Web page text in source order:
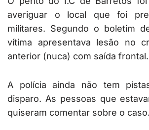
averiguar o local que foi
militares. Segundo o boletim
vítima apresentava lesão no
anterior (nuca) com saída frontal.
A polícia ainda não tem
disparo. As pessoas que
quiseram comentar sobre o caso.